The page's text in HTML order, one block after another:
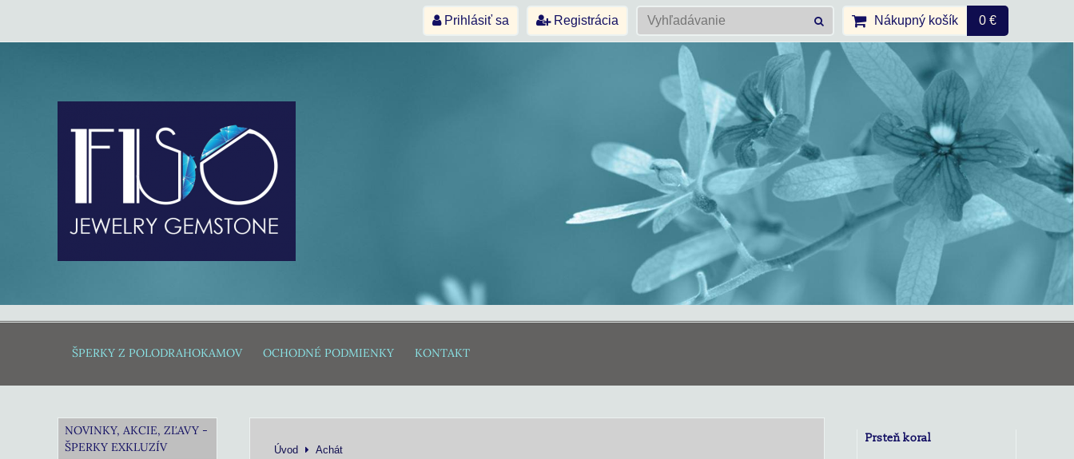
Prihlásiť sa Registrácia Nákupný košík 0 €
ŠPERKY Z POLODRAHOKAMOV OCHODNÉ PODMIENKY KONTAKT
Úvod Achát
NOVINKY, AKCIE, ZĽAVY -
ŠPERKY EXKLUZÍV
Prsteň koral